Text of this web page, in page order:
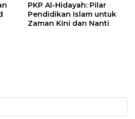
PKP Al-Hidayah: Pilar
Pendidikan Islam untuk
Zaman Kini dan Nanti